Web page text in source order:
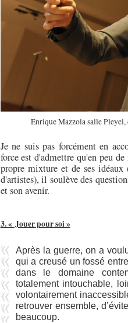
Enrique Mazzola salle
Je ne suis pas forcément en
force est d'admettre qu'en peu
propre mixture et de ses
d'artistes), il soulève des
et son avenir.
3. « Jouer pour soi »
Après la guerre, on a
qui a creusé un fossé
dans le domaine
totalement intouchable,
volontairement
retrouver ensemble,
beaucoup.